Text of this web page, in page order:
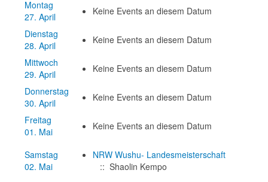
Montag
27. April
Keine Events an diesem Datum
Dienstag
28. April
Keine Events an diesem Datum
Mittwoch
29. April
Keine Events an diesem Datum
Donnerstag
30. April
Keine Events an diesem Datum
Freitag
01. Mai
Keine Events an diesem Datum
Samstag
02. Mai
NRW Wushu- Landesmeisterschaft
:: Shaolin Kempo